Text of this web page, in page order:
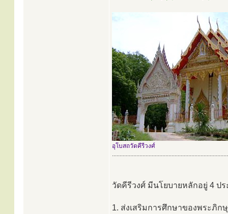
อุโบสถวัดคีรีวงศ์
............................................................................
วัดคีรีวงศ์ มีนโยบายหลักอยู่ 4 ป
1. ส่งเสริมการศึกษาของพระภิก